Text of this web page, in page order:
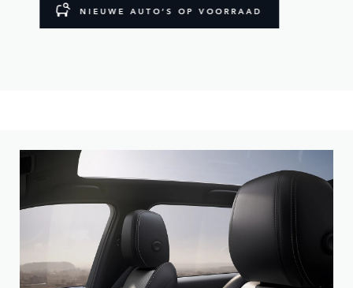
NIEUWE AUTO’S OP VOORRAAD
Personaliseer uw Discovery Sport met een scala aan velgen,
lakkleuren en dakopties.